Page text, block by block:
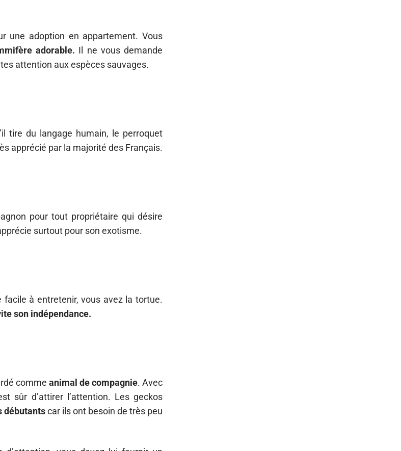
une adoption en appartement. Vous
adorable. Il ne vous demande
attention aux espèces sauvages.
tire du langage humain, le perroquet
apprécié par la majorité des Français.
pour tout propriétaire qui désire
surtout pour son exotisme.
à entretenir, vous avez la tortue.
son indépendance.
comme animal de compagnie. Avec
sûr d’attirer l’attention. Les geckos
débutantscar ils ont besoin de très peu